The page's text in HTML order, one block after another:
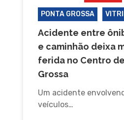
PONTA GROSSA
Acidente entre
e caminhão deixa
ferida no Centro
Grossa
Um acidente
veículos…